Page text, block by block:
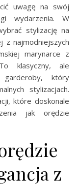
uwagę na swój
wydarzenia. W
stylizację na
z najmodniejszych
marynarce z
klasyczny, ale
garderoby, który
stylizacjach.
które doskonale
jak orędzie
z